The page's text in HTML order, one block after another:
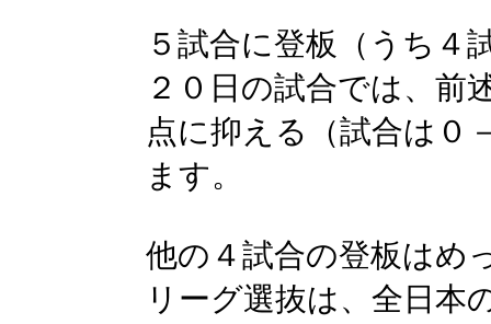
５試合に登板（うち４
２０日の試合では、前
点に抑える（試合は０
ます。
他の４試合の登板はめ
リーグ選抜は、全日本